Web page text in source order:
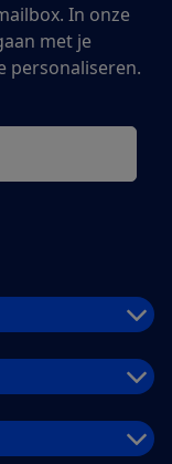
In onze
met je
personaliseren.